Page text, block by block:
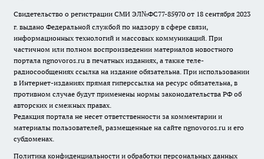
Свидетельство о регистрации СМИ ЭЛ№ФС77-85970 от 18 сентября 2023
г. выдано Федеральной службой по надзору в сфере связи,
информационных технологий и массовых коммуникаций. При
частичном или полном воспроизведении материалов новостного
портала ngnovoros.ru в печатных изданиях, а также теле-
радиосообщениях ссылка на издание обязательна. При использовании
в Интернет-изданиях прямая гиперссылка на ресурс обязательна, в
противном случае будут применены нормы законодательства РФ об
авторских и смежных правах.
Редакция портала не несет ответственности за комментарии и
материалы пользователей, размещенные на сайте ngnovoros.ru и его
субдоменах.
Политика конфиденциальности и обработки персональных данных